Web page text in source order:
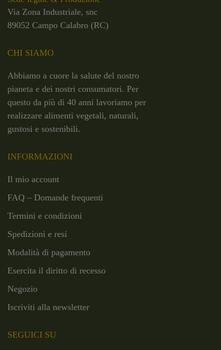
Via Zona Industriale, snc
89052 Campo Calabro (RC)
CHI SIAMO
Abbiamo a cuore la salute del nostro
pianeta e dei nostri consumatori. Per
questo da più di 40 anni lavoriamo per
realizzare alimenti vegetali, naturali,
gustosi e sostenibili.
INFORMAZIONI
Il mio account
FAQ – Domande frequenti
Termini e condizioni
Spedizioni e resi
Modalità di pagamento
Esercita il diritto di recesso
Negozio
Iscriviti alla newsletter
SEGUICI SU